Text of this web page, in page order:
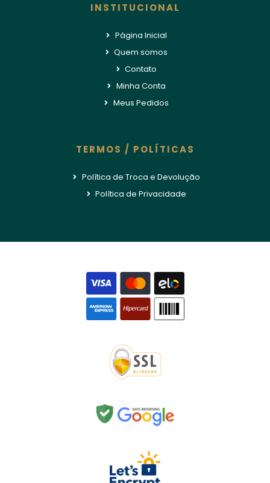
INSTITUCIONAL
Página Inicial
Quem somos
Contato
Minha Conta
Meus Pedidos
TERMOS / POLÍTICAS
Política de Troca e Devolução
Política de Privacidade